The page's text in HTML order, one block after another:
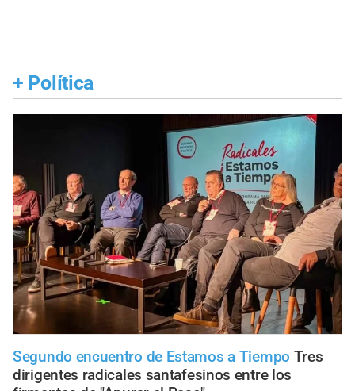
+ Política
Segundo encuentro de Estamos a Tiempo Tres
dirigentes radicales santafesinos entre los